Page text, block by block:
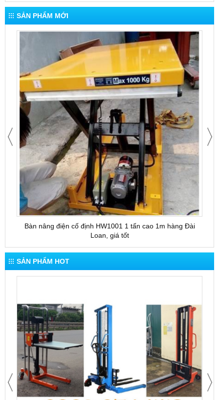
SẢN PHẨM MỚI
Bàn nâng điện cố định HW1001 1 tấn cao 1m hàng Đài
Loan, giá tốt
SẢN PHẨM HOT